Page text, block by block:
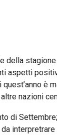
della
aspetti
è
nazioni
di